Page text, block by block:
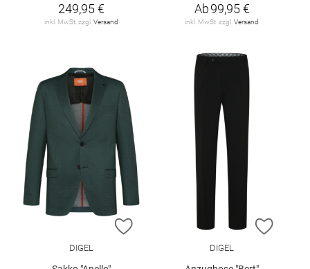
249,95 €
inkl. MwSt. zzgl. Versand
Ab99,95 €
inkl. MwSt. zzgl. Versand
ZUR WUNSCHLISTE HINZUFÜGEN
DIGEL
ZUR
DIGEL